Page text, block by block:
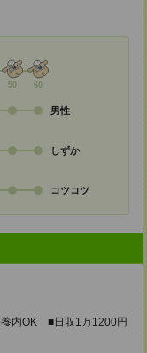
50 60
男性
しずか
コツコツ
内OK ■日収1万1200円